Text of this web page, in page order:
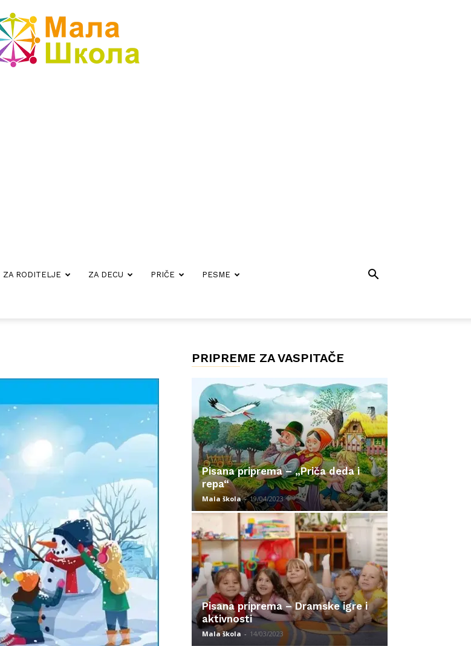
ZA RODITELJE ZA DECU PRIČE PESME
PRIPREME ZA VASPITAČE
Pisana priprema – „Priča deda i
repa“
Mala škola - 19/04/2023
Pisana priprema – Dramske igre i
aktivnosti
Mala škola - 14/03/2023